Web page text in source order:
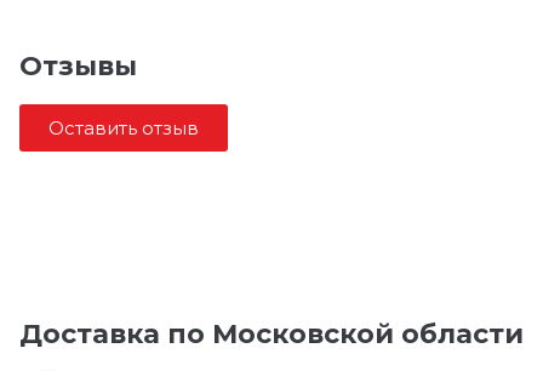
Отзывы
Оставить отзыв
Доставка по Московской области